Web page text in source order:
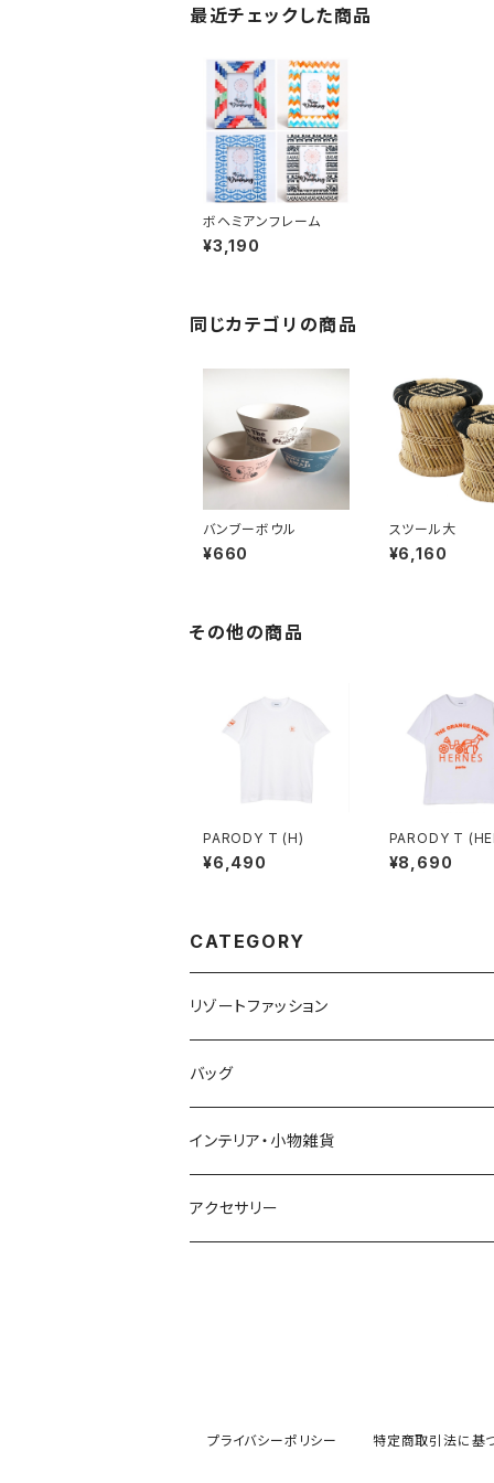
最近チェックした商品
ボヘミアンフレーム
¥3,190
同じカテゴリの商品
バンブーボウル
¥660
スツール大
¥6,160
その他の商品
PARODY T (H)
¥6,490
PARODY T
S)
¥8,690
CATEGORY
リゾートファッション
トップス
ワンピース
オールインワン
バッグ
かごバッグ
ポーチ・クラッチ
インテリア・小物雑貨
アクセサリー
プライバシーポリシー 特定商取引法に基